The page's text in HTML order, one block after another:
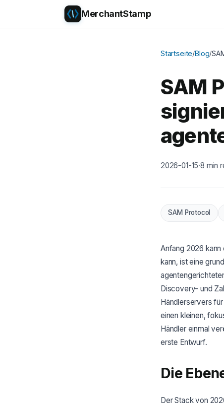
MerchantStamp
Startseite/Blog/
SAM
2026-01-15·8 min
SAM Protocol
Anfang 2026 kann
kann, ist eine
Discovery- und
Händlerservers
einen kleinen,
Händler einmal
erste Entwurf.
Die
Der Stack von